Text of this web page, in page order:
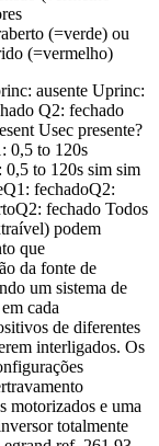
(=verde) ou
(=vermelho)
ausente Uprinc:
Q2: fechado
Usec presente?
0,5 to 120s
0,5 to 120s sim sim
fechadoQ2:
fechado Todos
podem
que
da fonte de
um sistema de
cada
de diferentes
interligados. Os
motorizados e uma
totalmente